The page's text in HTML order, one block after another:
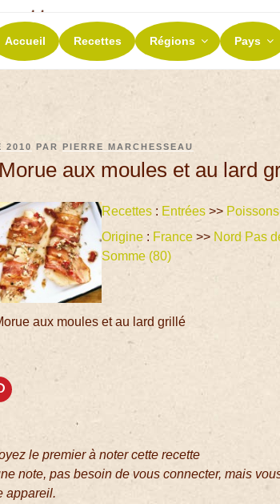
RECETTES ET
La richesse de nos terroirs
Accueil Recettes Régions Pays
2010 PARPIERRE MARCHESSEAU
aux moules et au lard
Recettes: Entrées>>
Origine: France>> Nord Pas
Somme (80)
aux moules et au lard grillé
le premier à noter cette recette
note, pas besoin de vous connecter, mais
appareil.